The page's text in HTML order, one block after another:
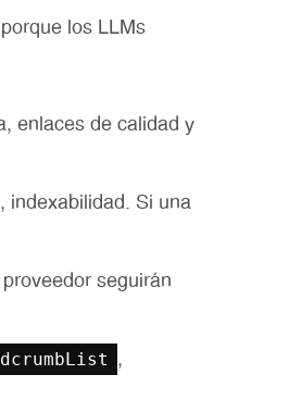
los LLMs
enlaces de calidad y
indexabilidad. Si una
seguirán
,